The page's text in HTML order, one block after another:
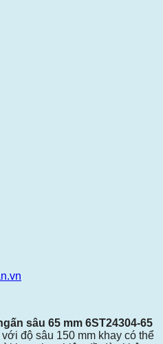
sâu 65 mm 6ST24304-65
độ sâu 150 mm khay có thể